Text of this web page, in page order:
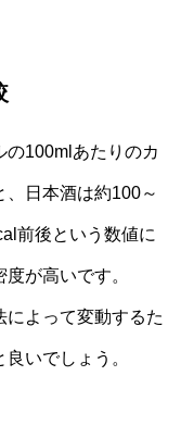
の100mlあたりのカ
、日本酒は約100～
前後という数値に
が高いです。
によって変動するた
いでしょう。